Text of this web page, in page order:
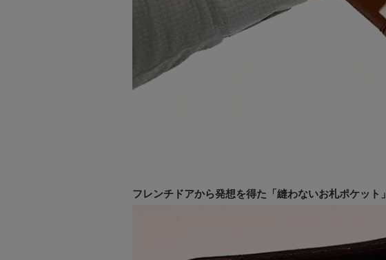
フレンチドアから発想を得た「縫わないお札ポケット」